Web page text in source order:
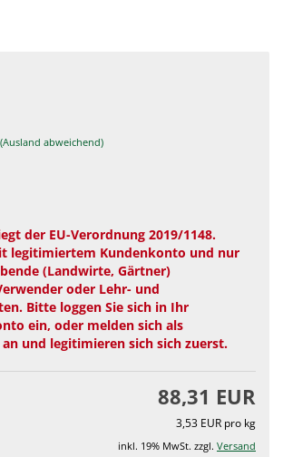
(Ausland abweichend)
der EU-Verordnung 2019/1148.
legitimiertem Kundenkonto und nur
(Landwirte, Gärtner)
oder Lehr- und
Bitte loggen Sie sich in Ihr
ein, oder melden sich als
und legitimieren sich sich zuerst.
88,31 EUR
3,53 EUR pro kg
inkl. 19% MwSt. zzgl. Versand